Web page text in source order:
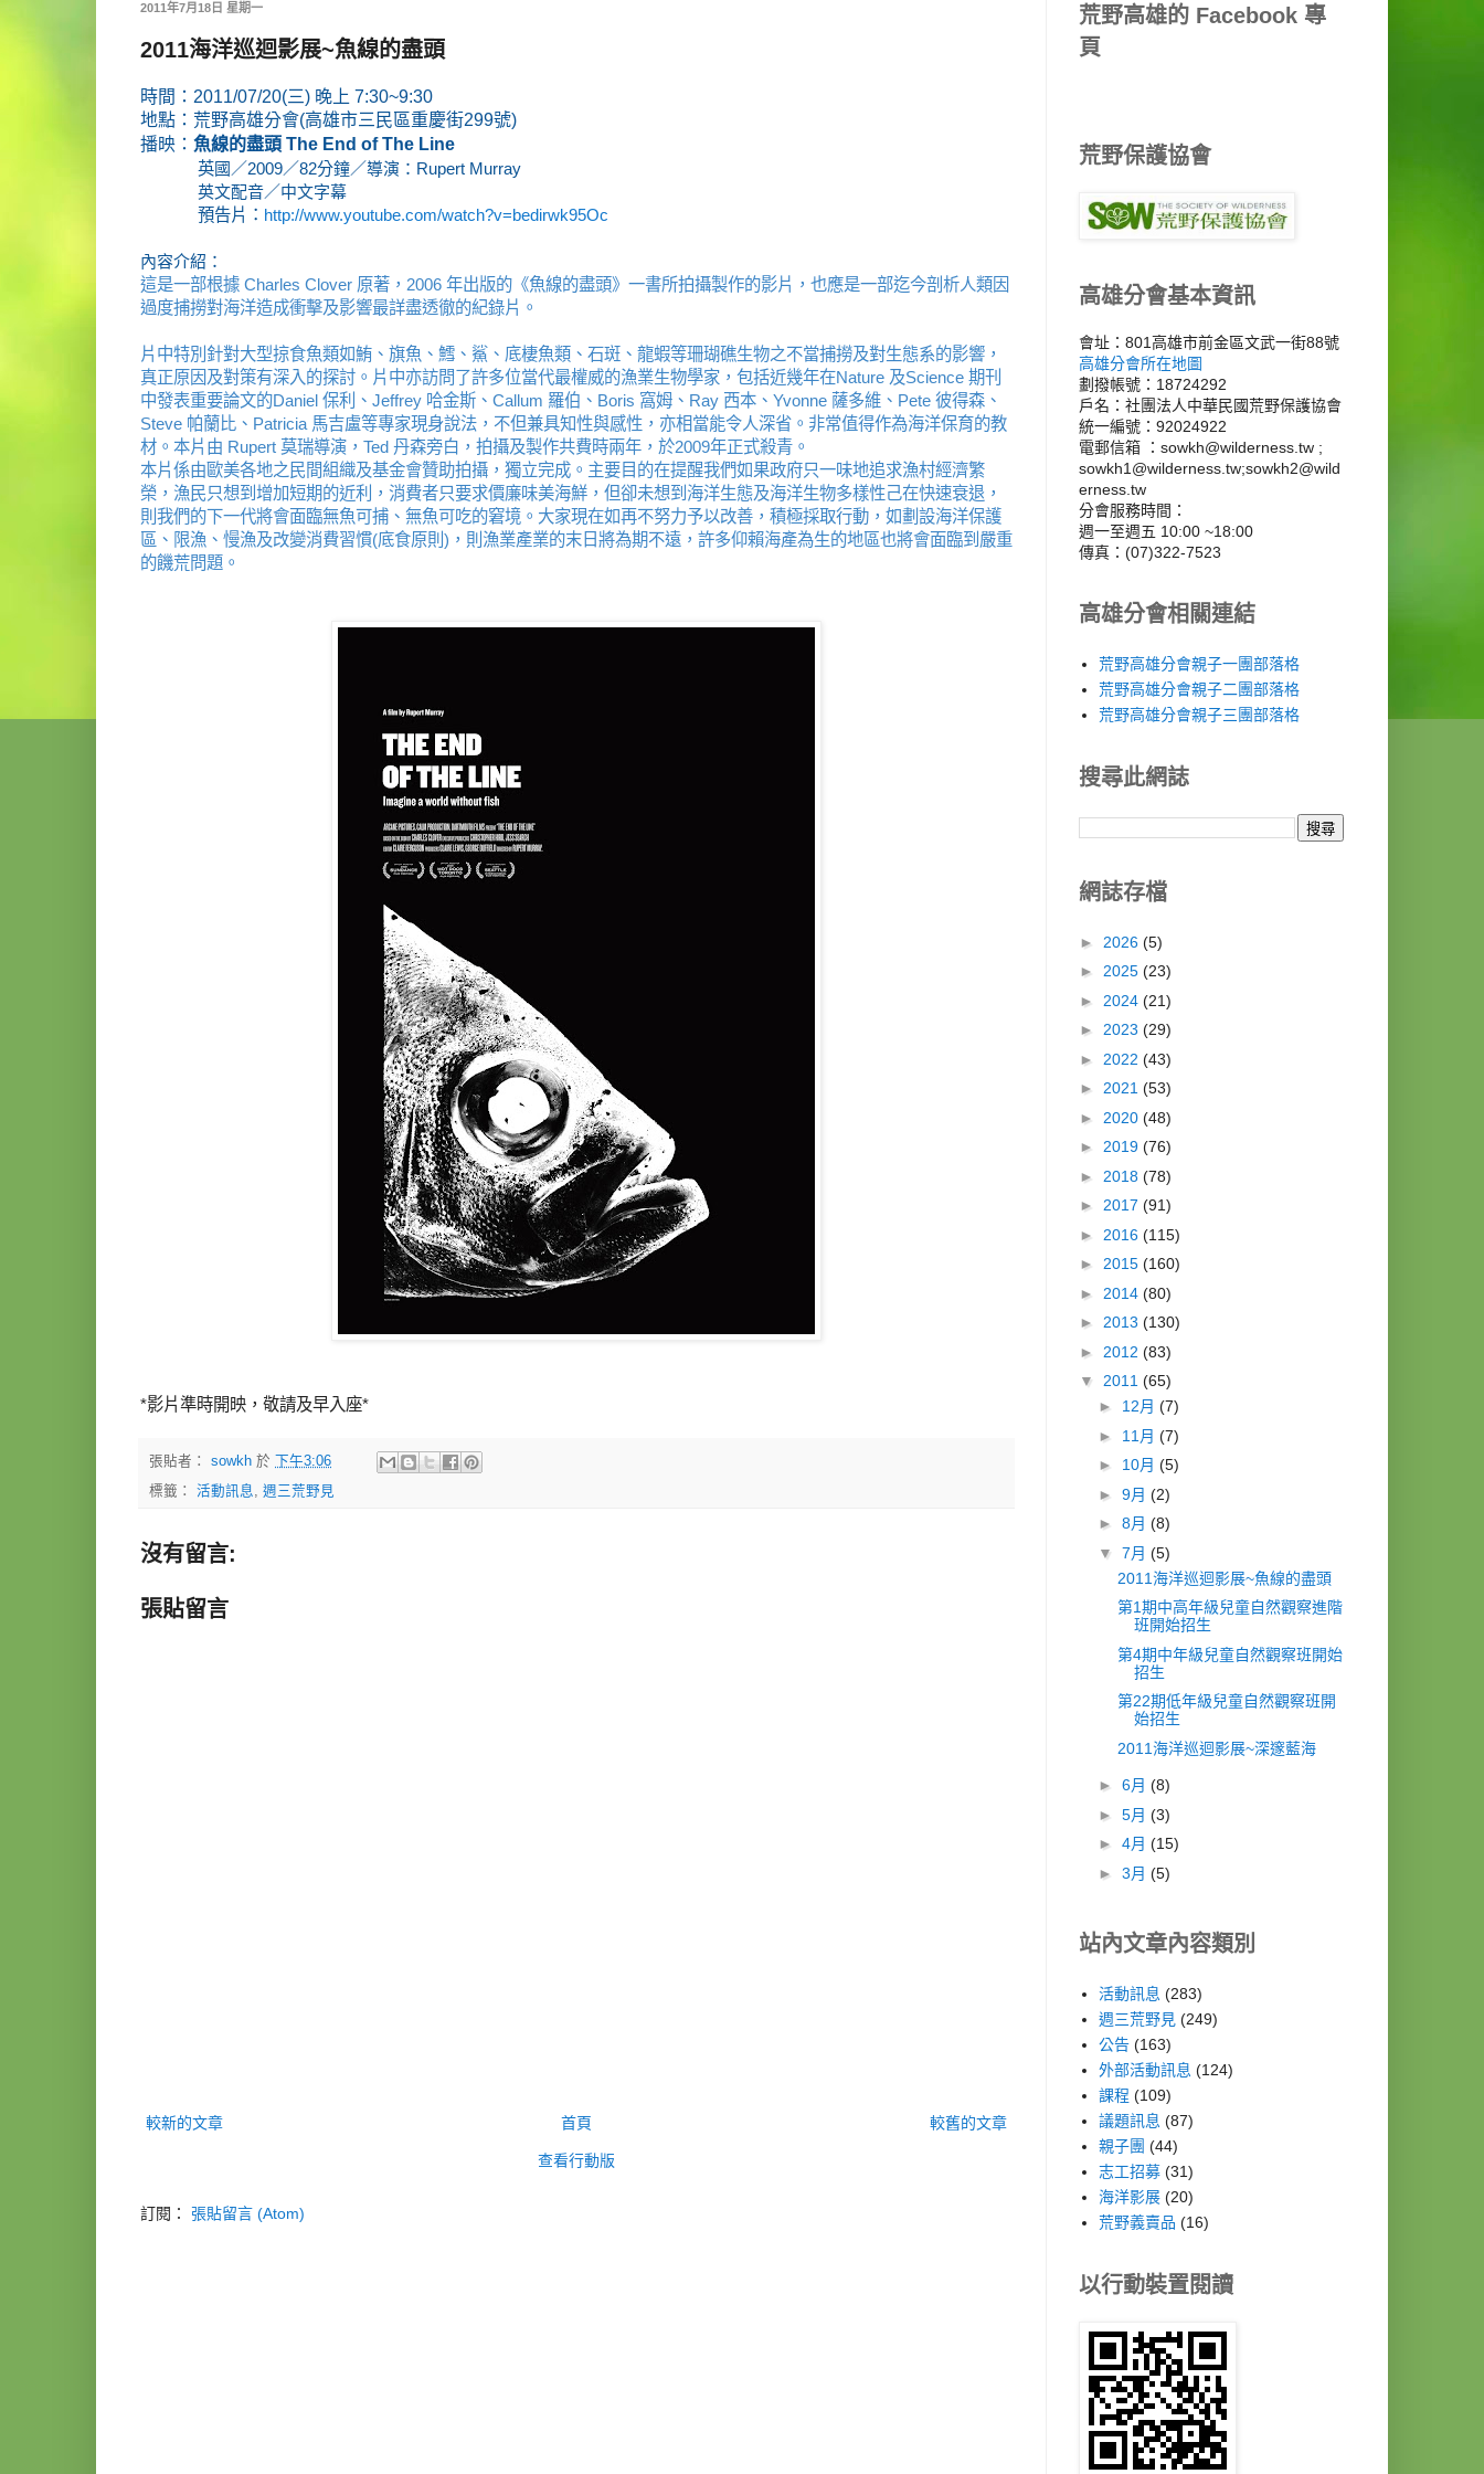
2011年7月18日 星期一
2011海洋巡迴影展~魚線的盡頭
時間：2011/07/20(三) 晚上 7:30~9:30
地點：荒野高雄分會(高雄市三民區重慶街299號)
播映： 魚線的盡頭 The End of The Line
英國／2009／82分鐘／導演：Rupert Murray
英文配音／中文字幕
預告片： http://www.youtube.com/watch?v=bedirwk95Oc
內容介紹：
這是一部根據 Charles Clover 原著，2006 年出版的《魚線的盡頭》一書所拍攝製作的影片，也應是一部迄今剖析人類因
過度捕撈對海洋造成衝擊及影響最詳盡透徹的紀錄片。
片中特別針對大型掠食魚類如鮪、旗魚、鱈、鯊、底棲魚類、石斑、龍蝦等珊瑚礁生物之不當捕撈及對生態系的影響，
真正原因及對策有深入的探討。片中亦訪問了許多位當代最權威的漁業生物學家，包括近幾年在Nature 及Science 期刊
中發表重要論文的Daniel 保利、Jeffrey 哈金斯、Callum 羅伯、Boris 窩姆、Ray 西本、Yvonne 薩多維、Pete 彼得森、
Steve 帕蘭比、Patricia 馬吉盧等專家現身說法，不但兼具知性與感性，亦相當能令人深省。非常值得作為海洋保育的教
材。本片由 Rupert 莫瑞導演，Ted 丹森旁白，拍攝及製作共費時兩年，於2009年正式殺青。
本片係由歐美各地之民間組織及基金會贊助拍攝，獨立完成。主要目的在提醒我們如果政府只一味地追求漁村經濟繁
榮，漁民只想到增加短期的近利，消費者只要求價廉味美海鮮，但卻未想到海洋生態及海洋生物多樣性己在快速衰退，
則我們的下一代將會面臨無魚可捕、無魚可吃的窘境。大家現在如再不努力予以改善，積極採取行動，如劃設海洋保護
區、限漁、慢漁及改變消費習慣(底食原則)，則漁業產業的末日將為期不遠，許多仰賴海產為生的地區也將會面臨到嚴重
的饑荒問題。
*影片準時開映，敬請及早入座*
張貼者： sowkh 於 下午3:06
標籤： 活動訊息 週三荒野見
沒有留言:
張貼留言
較新的文章 較舊的文章
首頁
查看行動版
訂閱： 張貼留言 (Atom)
荒野高雄的 Facebook 專
頁
荒野保護協會
高雄分會基本資訊
會址：801高雄市前金區文武一街88號
高雄分會所在地圖
劃撥帳號：18724292
戶名：社團法人中華民國荒野保護協會
統一編號：92024922
電郵信箱 ：sowkh@wilderness.tw ;
sowkh1@wilderness.tw;sowkh2@wild
erness.tw
分會服務時間：
週一至週五 10:00 ~18:00
傳真：(07)322-7523
高雄分會相關連結
荒野高雄分會親子一團部落格
荒野高雄分會親子二團部落格
荒野高雄分會親子三團部落格
搜尋此網誌
網誌存檔
► 2026 (5)
► 2025 (23)
► 2024 (21)
► 2023 (29)
► 2022 (43)
► 2021 (53)
► 2020 (48)
► 2019 (76)
► 2018 (78)
► 2017 (91)
► 2016 (115)
► 2015 (160)
► 2014 (80)
► 2013 (130)
► 2012 (83)
▼ 2011 (65)
► 12月 (7)
► 11月 (7)
► 10月 (5)
► 9月 (2)
► 8月 (8)
▼ 7月 (5)
2011海洋巡迴影展~魚線的盡頭
第1期中高年級兒童自然觀察進階
班開始招生
第4期中年級兒童自然觀察班開始
招生
第22期低年級兒童自然觀察班開
始招生
2011海洋巡迴影展~深邃藍海
► 6月 (8)
► 5月 (3)
► 4月 (15)
► 3月 (5)
站內文章內容類別
活動訊息 (283)
週三荒野見 (249)
公告 (163)
外部活動訊息 (124)
課程 (109)
議題訊息 (87)
親子團 (44)
志工招募 (31)
海洋影展 (20)
荒野義賣品 (16)
以行動裝置閱讀